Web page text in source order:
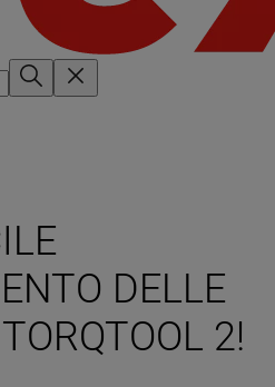
DELLE
2!